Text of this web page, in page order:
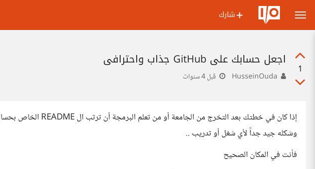
شارك
1
اجعل حسابك على GitHub جذاب واحترافي
قبل 4 سنوات
وشكله جيد جداً لأي شغل أو تدريب ..
فأنت في المكان الصحيح